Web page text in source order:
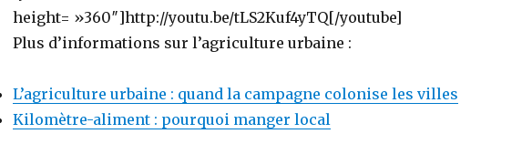
height= »360″]http://youtu.be/tLS2Kuf4yTQ[/youtube]
Plus d’informations sur l’agriculture urbaine :
L’agriculture urbaine : quand la campagne colonise les villes
Kilomètre-aliment : pourquoi manger local